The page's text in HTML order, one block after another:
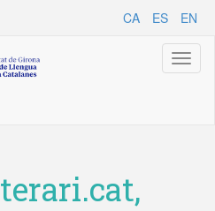
CA ES EN